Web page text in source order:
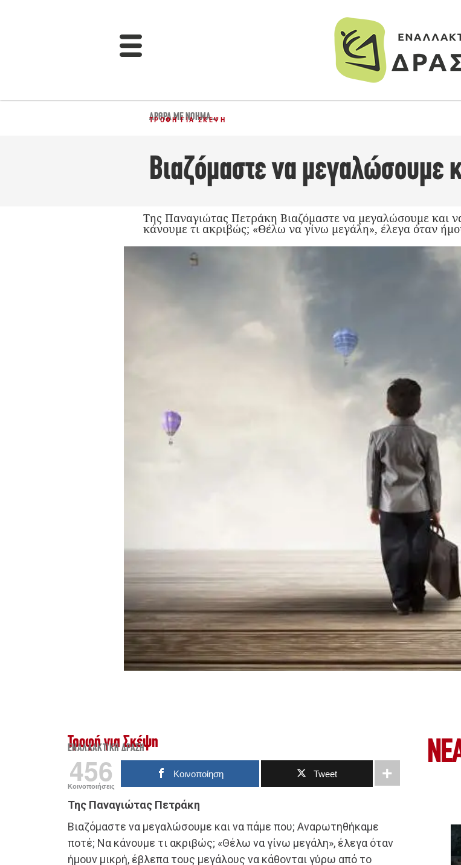
ΆΡΘΡΑ ΜΕ ΝΌΗΜΑ...
ΤΡΟΦΉ ΓΙΑ ΣΚΈΨΗ
Βιαζόμαστε να μεγαλώσουμε
Της Παναγιώτας Πετράκη Βιαζόμαστε να μεγαλώσουμε και
κάνουμε τι ακριβώς; «Θέλω να γίνω μεγάλη», έλεγα όταν
Τροφή για Σκέψη
ΕΝΑΛΛΑΚΤΙΚΉ ΔΡΆΣΗ
456
Κοινοποιήσεις
Κοινοποίηση Tweet
Της Παναγιώτας Πετράκη
Βιαζόμαστε να μεγαλώσουμε και να πάμε που; Αναρωτηθήκαμε
ποτέ; Να κάνουμε τι ακριβώς; «Θέλω να γίνω μεγάλη», έλεγα όταν
ήμουν μικρή, έβλεπα τους μεγάλους να κάθονται γύρω από το